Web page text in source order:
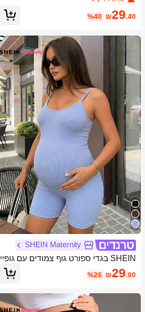
₪29.40
%40
SHEIN Maternity
SHEIN בגדי ספורט גוף צמודים עם גופיי
ה בצבע אחיד לנשים בהריון
₪29.00
%26